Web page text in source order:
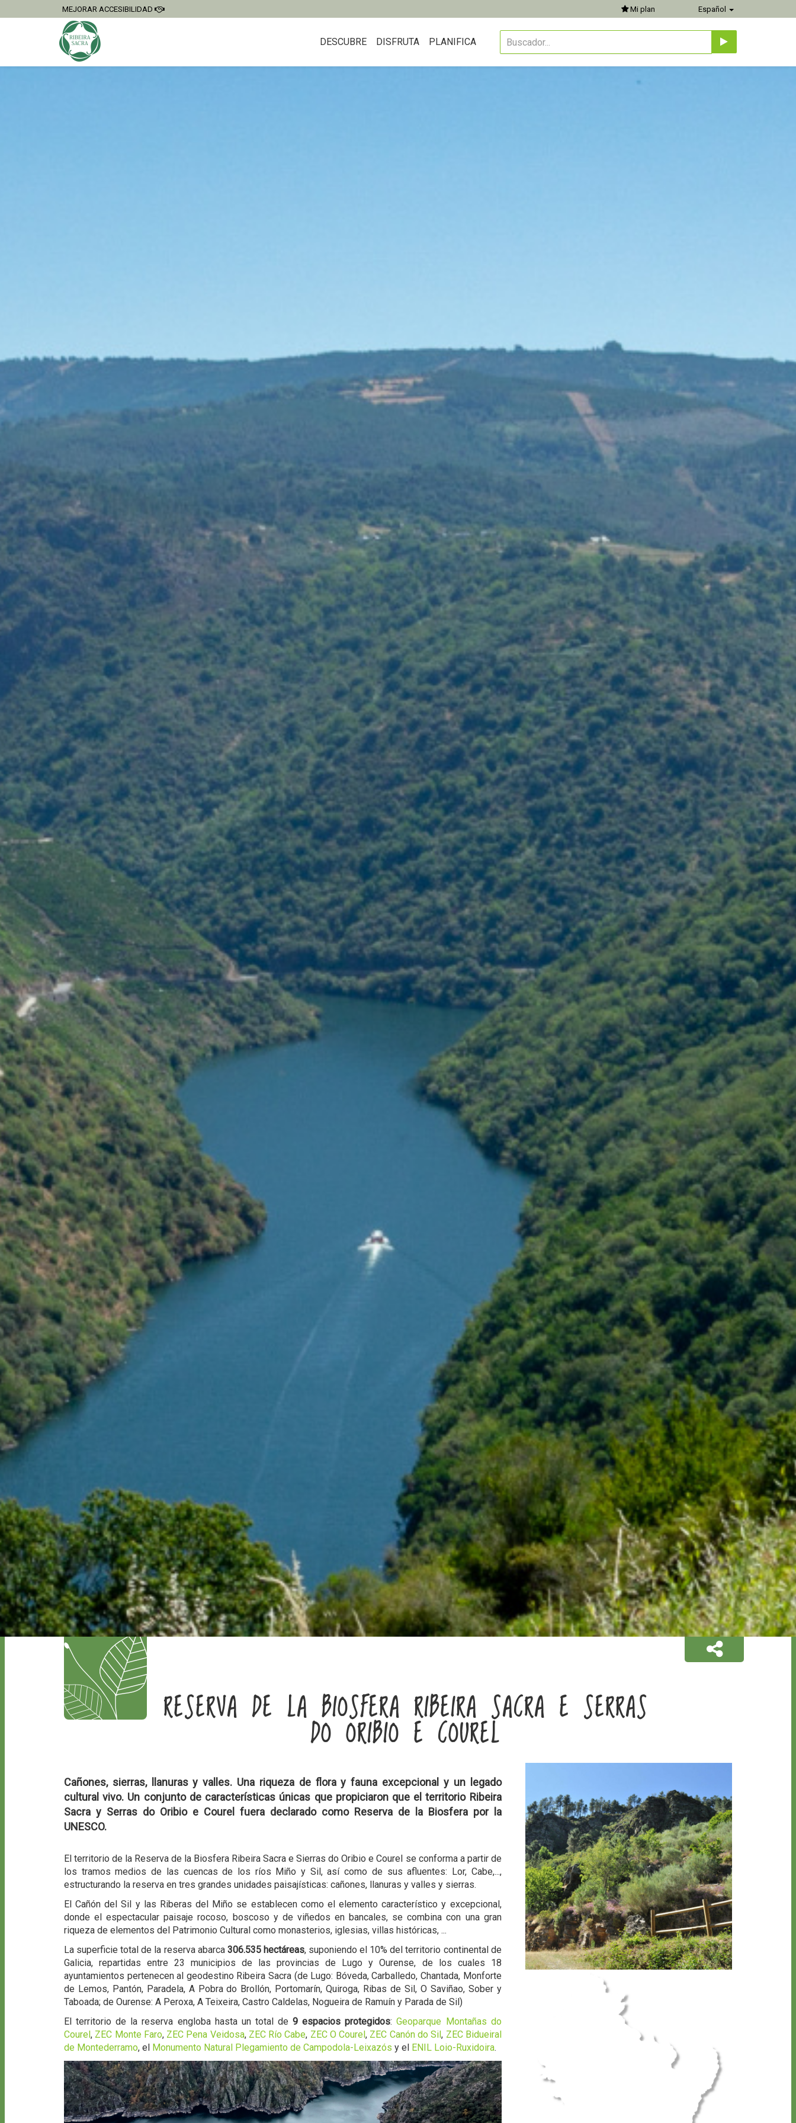
MEJORAR ACCESIBILIDAD Mi plan Español
DESCUBRE DISFRUTA PLANIFICA
RESERVA DE LA BIOSFERA RIBEIRA SACRA E SERRAS
DO ORIBIO E COUREL
Cañones, sierras, llanuras y valles. Una riqueza de flora y fauna excepcional y un legado
cultural vivo. Un conjunto de características únicas que propiciaron que el territorio Ribeira
Sacra y Serras do Oribio e Courel fuera declarado como Reserva de la Biosfera por la
UNESCO.
El territorio de la Reserva de la Biosfera Ribeira Sacra e Sierras do Oribio e Courel se conforma a partir de
los tramos medios de las cuencas de los ríos Miño y Sil, así como de sus afluentes: Lor, Cabe,...,
estructurando la reserva en tres grandes unidades paisajísticas: cañones, llanuras y valles y sierras.
El Cañón del Sil y las Riberas del Miño se establecen como el elemento característico y excepcional,
donde el espectacular paisaje rocoso, boscoso y de viñedos en bancales, se combina con una gran
riqueza de elementos del Patrimonio Cultural como monasterios, iglesias, villas históricas, ...
La superficie total de la reserva abarca 306.535 hectáreas, suponiendo el 10% del territorio continental de
Galicia, repartidas entre 23 municipios de las provincias de Lugo y Ourense, de los cuales 18
ayuntamientos pertenecen al geodestino Ribeira Sacra (de Lugo: Bóveda, Carballedo, Chantada, Monforte
de Lemos, Pantón, Paradela, A Pobra do Brollón, Portomarín, Quiroga, Ribas de Sil, O Saviñao, Sober y
Taboada; de Ourense: A Peroxa, A Teixeira, Castro Caldelas, Nogueira de Ramuín y Parada de Sil)
El territorio de la reserva engloba hasta un total de9 espacios protegidos:Geoparque Montañas do
Courel, ZEC Monte Faro, ZEC Pena Veidosa, ZEC Río Cabe, ZEC O Courel, ZEC Canón do Sil, ZEC Bidueiral
de Montederramo, el Monumento Natural Plegamiento de Campodola-Leixazós y el ENIL Loio-Ruxidoira.